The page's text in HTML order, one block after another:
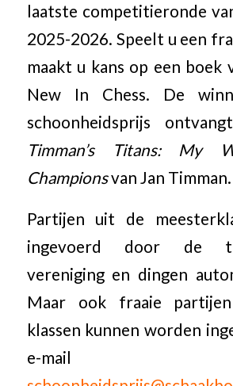
laatste competitieronde
2025-2026. Speelt u een
maakt u kans op een boek
New In Chess. De
schoonheidsprijs
Timman’s Titans: My
Championsvan Jan Timman.
Partijen uit de
ingevoerd door de
vereniging en dingen
Maar ook fraaie
klassen kunnen worden
e-mail